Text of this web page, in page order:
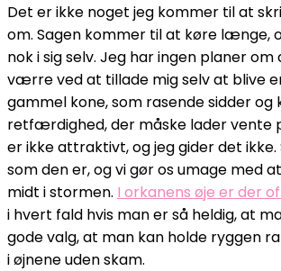
Det er ikke noget jeg kommer til at
om. Sagen kommer til at køre længe,
nok i sig selv. Jeg har ingen planer
værre ved at tillade mig selv at blive
gammel kone, som rasende sidder
retfærdighed, der måske lader vente
er ikke attraktivt, og jeg gider det ikke.
som den er, og vi gør os umage med
midt i stormen. I orkanens øje er der
i hvert fald hvis man er så heldig, at
gode valg, at man kan holde ryggen
i øjnene uden skam.